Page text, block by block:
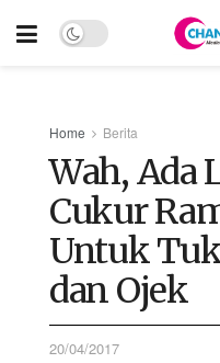
Home Berita
Wah, Ada
Cukur
Untuk
dan Ojek
20/04/2017